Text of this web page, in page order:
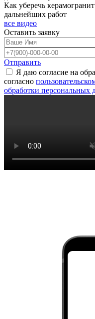
Как уберечь
дальнейших работ
все видео
Оставить заявку
Отправить
Я даю согласие на
согласно
обработки персональных